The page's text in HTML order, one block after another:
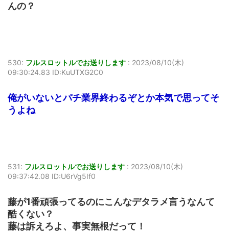
んの？
530: フルスロットルでお送りします : 2023/08/10(木)
09:30:24.83 ID:KuUTXG2C0
俺がいないとパチ業界終わるぞとか本気で思ってそ
うよね
531: フルスロットルでお送りします : 2023/08/10(木)
09:37:42.08 ID:U6rVg5If0
藤が1番頑張ってるのにこんなデタラメ言うなんて
酷くない？
藤は訴えろよ、事実無根だって！